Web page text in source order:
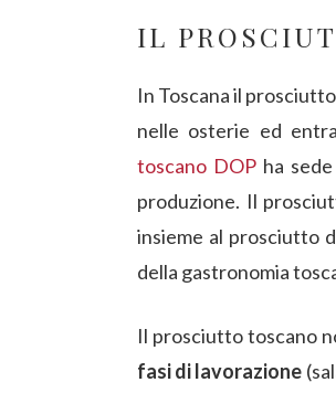
IL
In Toscana il
nelle osterie ed
toscano DOP ha
produzione. Il
insieme al prosciutto
della gastronomia
Il prosciutto toscano
fasi di lavorazione